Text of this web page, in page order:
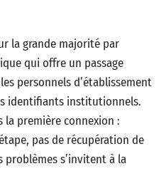
la grande majorité par
qui offre un passage
personnels d’établissement
identifiants institutionnels.
la première connexion :
pas de récupération de
problèmes s’invitent à la